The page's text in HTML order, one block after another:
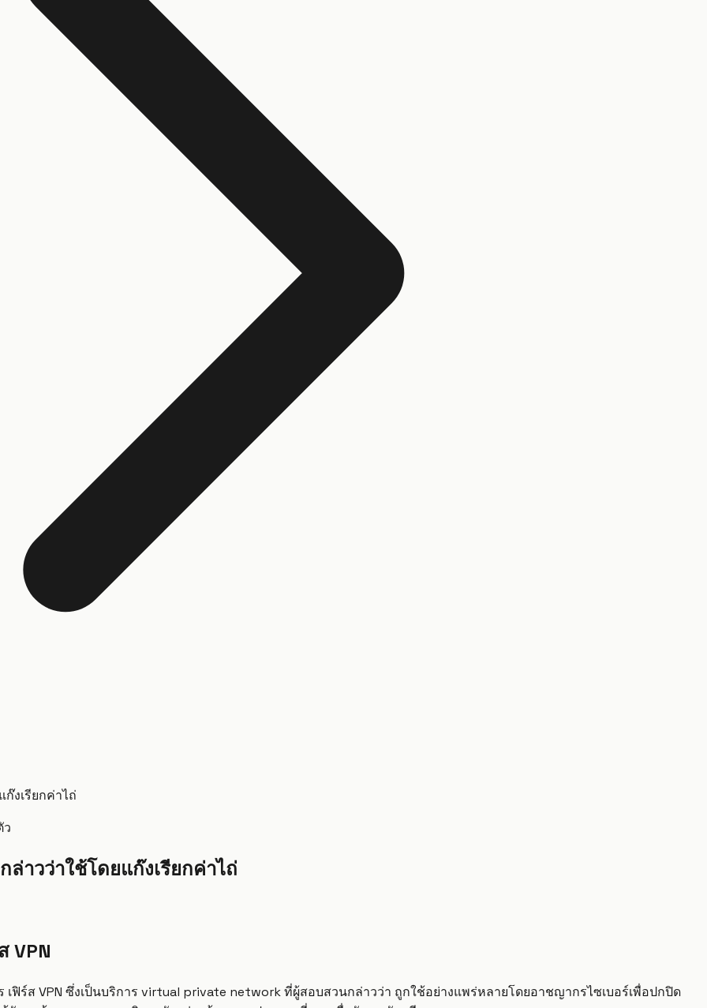
งเรียกค่าไถ่
ว
าวว่าใช้โดยแก๊งเรียกค่าไถ่
VPN
ฟิร์ส VPN ซึ่งเป็นบริการ virtual private network ที่ผู้สอบสวนกล่าวว่า ถูกใช้อย่างแพร่หลายโดยอาชญากรไซเบอร์เพื่อปกปิด